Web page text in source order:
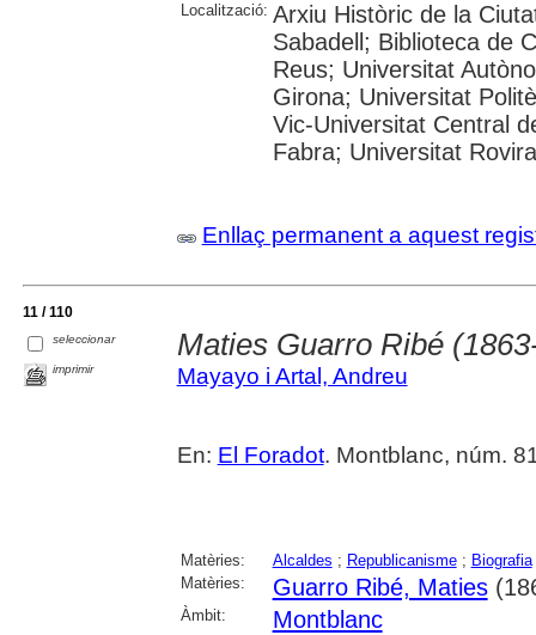
Localització: Arxiu Històric de la
Sabadell; Biblioteca de
Reus; Universitat
Girona; Universitat
Vic-Universitat Central
Fabra; Universitat
Enllaç permanent a aquest
11 / 110
seleccionar
imprimir
Maties Guarro Ribé
Mayayo i Artal, Andreu
En: El Foradot. Montblanc, núm.
Matèries: Alcaldes ; Republicanisme; Biografia
Matèries:
Guarro Ribé, Maties
Àmbit: Montblanc